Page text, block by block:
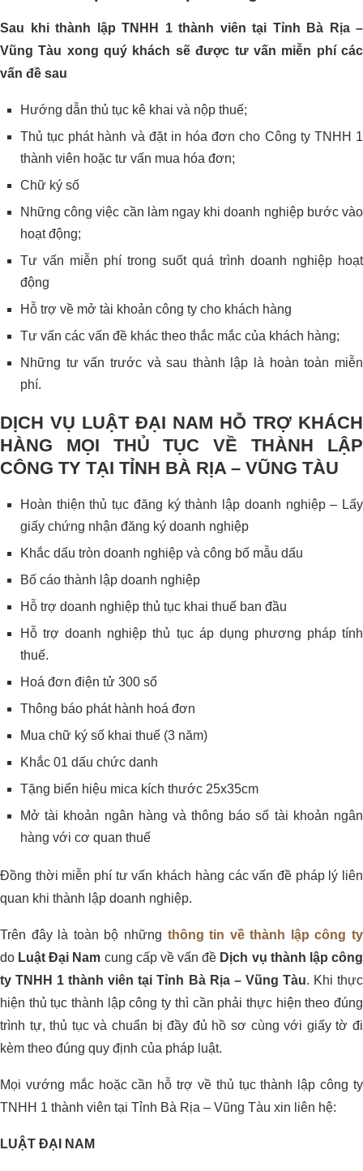
Sau khi thành lập TNHH 1 thành viên tại Tỉnh Bà Rịa –
Vũng Tàu xong quý khách sẽ được tư vấn miễn phí các
vấn đề sau
Hướng dẫn thủ tục kê khai và nộp thuế;
Thủ tục phát hành và đặt in hóa đơn cho Công ty TNHH 1
thành viên hoặc tư vấn mua hóa đơn;
Chữ ký số
Những công việc cần làm ngay khi doanh nghiệp bước vào
hoạt động;
Tư vấn miễn phí trong suốt quá trình doanh nghiệp hoạt
động
Hỗ trợ về mở tài khoản công ty cho khách hàng
Tư vấn các vấn đề khác theo thắc mắc của khách hàng;
Những tư vấn trước và sau thành lập là hoàn toàn miễn
phí.
DỊCH VỤ LUẬT ĐẠI NAM HỖ TRỢ KHÁCH
HÀNG MỌI THỦ TỤC VỀ THÀNH LẬP
CÔNG TY TẠI TỈNH BÀ RỊA – VŨNG TÀU
Hoàn thiện thủ tục đăng ký thành lập doanh nghiệp – Lấy
giấy chứng nhận đăng ký doanh nghiệp
Khắc dấu tròn doanh nghiệp và công bố mẫu dấu
Bố cáo thành lập doanh nghiệp
Hỗ trợ doanh nghiệp thủ tục khai thuế ban đầu
Hỗ trợ doanh nghiệp thủ tục áp dụng phương pháp tính
thuế.
Hoá đơn điện tử 300 sổ
Thông báo phát hành hoá đơn
Mua chữ ký số khai thuế (3 năm)
Khắc 01 dấu chức danh
Tặng biển hiệu mica kích thước 25x35cm
Mở tài khoản ngân hàng và thông báo số tài khoản ngân
hàng với cơ quan thuế
Đồng thời miễn phí tư vấn khách hàng các vấn đề pháp lý liên
quan khi thành lập doanh nghiệp.
Trên đây là toàn bộ những thông tin về thành lập công ty
do Luật Đại Nam cung cấp về vấn đề Dịch vụ thành lập công
ty TNHH 1 thành viên tại Tỉnh Bà Rịa – Vũng Tàu. Khi thực
hiện thủ tục thành lập công ty thì cần phải thực hiện theo đúng
trình tự, thủ tục và chuẩn bị đầy đủ hồ sơ cùng với giấy tờ đi
kèm theo đúng quy định của pháp luật.
Mọi vướng mắc hoặc cần hỗ trợ về thủ tục thành lập công ty
TNHH 1 thành viên tại Tỉnh Bà Rịa – Vũng Tàu xin liên hệ:
LUẬT ĐẠI NAM